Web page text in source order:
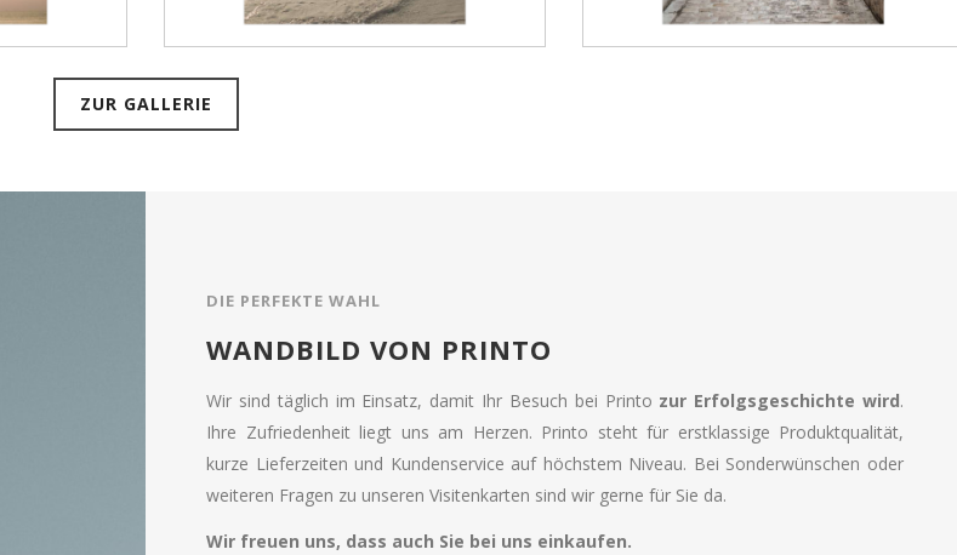
ZUR GALLERIE
DIE PERFEKTE WAHL
WANDBILD VON PRINTO
Wir sind täglich im Einsatz, damit Ihr Besuch bei Printo zur Erfolgsgeschichte wird.
Ihre Zufriedenheit liegt uns am Herzen. Printo steht für erstklassige Produktqualität,
kurze Lieferzeiten und Kundenservice auf höchstem Niveau. Bei Sonderwünschen oder
weiteren Fragen zu unseren Visitenkarten sind wir gerne für Sie da.
Wir freuen uns, dass auch Sie bei uns einkaufen.